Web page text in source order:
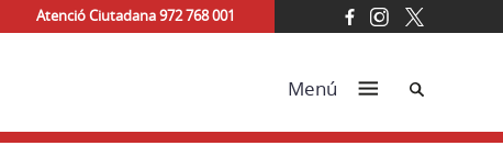
Atenció Ciutadana 972 768 001
Menú Cerca